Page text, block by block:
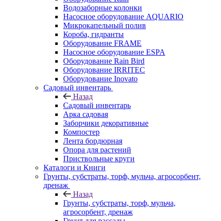
Водозаборные колонки
Насосное оборудование AQUARIO
Микрокапельный полив
Короба, гидранты
Оборудование FRAME
Насосное оборудование ESPA
Оборудование Rain Bird
Оборудование IRRITEC
Оборудование Inovato
Садовый инвентарь
Назад
Садовый инвентарь
Арка садовая
Заборчики декоративные
Компостер
Лента бордюрная
Опора для растений
Приствольные круги
Каталоги и Книги
Грунты, субстраты, торф, мульча, агросорбент,
дренаж
Назад
Грунты, субстраты, торф, мульча,
агросорбент, дренаж